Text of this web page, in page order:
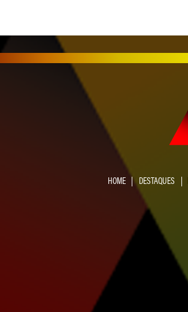
HOME DESTAQUES